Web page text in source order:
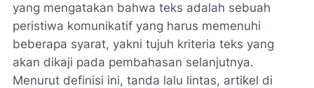
yang mengatakan bahwa teks adalah sebuah
peristiwa komunikatif yang harus memenuhi
beberapa syarat, yakni tujuh kriteria teks yang
akan dikaji pada pembahasan selanjutnya.
Menurut definisi ini, tanda lalu lintas, artikel di